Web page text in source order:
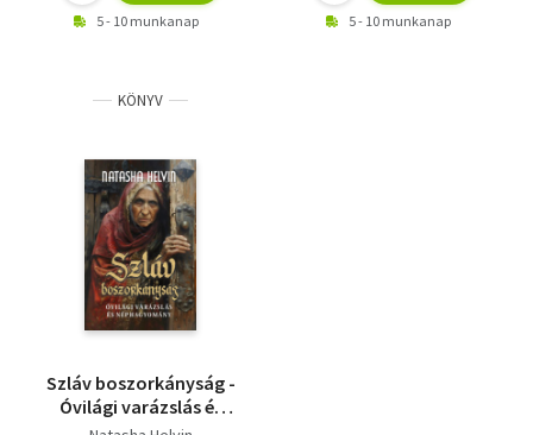
5 - 10 munkanap 5 - 10 munkanap
KÖNYV
Szláv boszorkányság -
Óvilági varázslás és
néphagyomány